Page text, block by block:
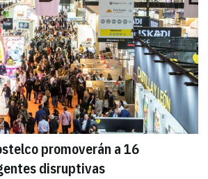
promoverán a 16
disruptivas